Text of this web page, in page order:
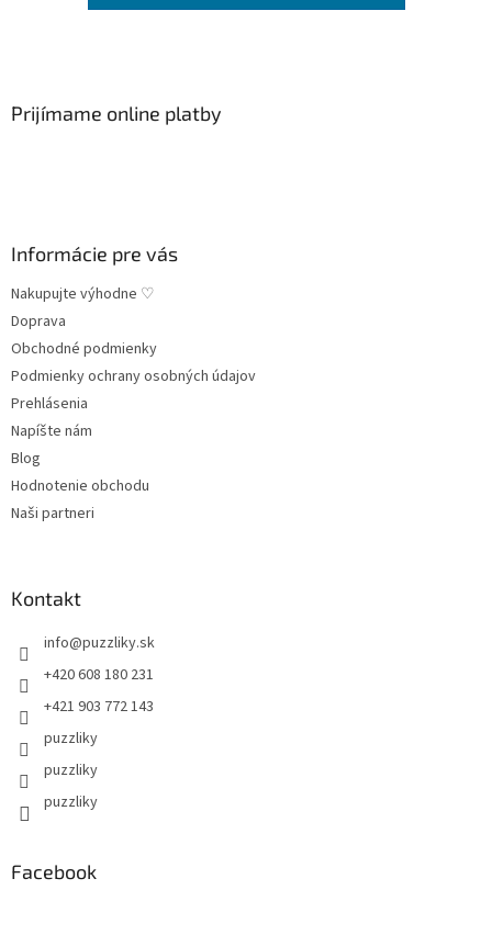
Prijímame online platby
Informácie pre vás
Nakupujte výhodne ♡
Doprava
Obchodné podmienky
Podmienky ochrany osobných údajov
Prehlásenia
Napíšte nám
Blog
Hodnotenie obchodu
Naši partneri
Kontakt
info@puzzliky.sk
+420 608 180 231
+421 903 772 143
puzzliky
puzzliky
puzzliky
Facebook